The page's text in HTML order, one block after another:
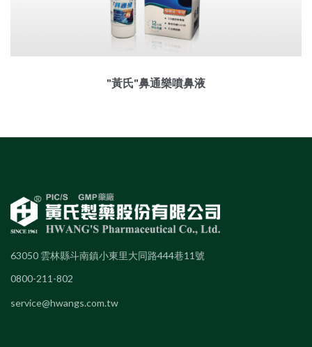
"黃氏"鼻通樂噴鼻液
63050 雲林縣斗南鎮小東里大同路444巷11號
0800-211-802
service@hwangs.com.tw